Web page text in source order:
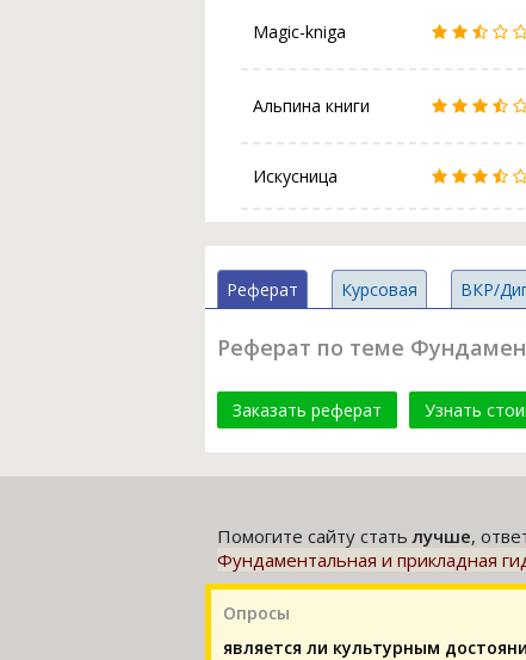
Magic-kniga
Альпина книги
Искусница
Реферат Курсовая ВКР/
Реферат по теме
Заказать реферат Узнать
Помогите сайту статьлучше,
Фундаментальная и прикладная
Опросы
является ли культурным